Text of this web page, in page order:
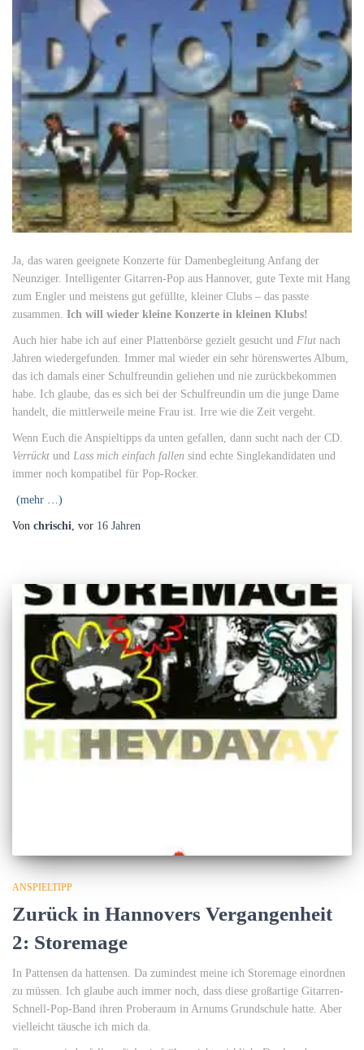
Ja, das waren geeignete Konzerte für Damenbegleitung Anfang der
Neunziger. Intelligenter Gitarren-Pop aus Hannover, gute Texte mit Hang
zum Engler und meistens gut gefüllte, kleiner Clubs – das passte
zusammen. Ich will wieder kleine Konzerte in kleinen Klubs!
Auch hier habe ich auf einer Plattenbörse gezielt gesucht und Flut nach
Jahren wiedergefunden. Immer mal wieder ein sehr hörenswertes Album,
das ich damals einer Schulfreundin geliehen und nie zurückbekommen
habe. Ich glaube, das es sich bei der Schulfreundin um die junge Dame
handelt, die mittlerweile meine Frau ist. Irre wie die Zeit vergeht.
Wenn Euch die Anspieltipps da unten gefallen, dann sucht nach der CD.
Verrückt und Lass mich einfach fallen sind echte Singlekandidaten und
immer noch kompatibel für Pop-Rocker.
(mehr …)
Von chrischi, vor 16 Jahren
ANSPIELTIPP
Zurück in Hannovers Vergangenheit
2: Storemage
In Pattensen da hattensen. Da zumindest meine ich Storemage einordnen
zu müssen. Ich glaube auch immer noch, dass diese großartige Gitarren-
Schnell-Pop-Band ihren Proberaum in Arnums Grundschule hatte. Aber
vielleicht täusche ich mich da.